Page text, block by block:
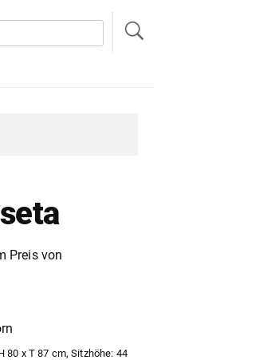
Preis von
80 x T 87 cm, Sitzhöhe: 44